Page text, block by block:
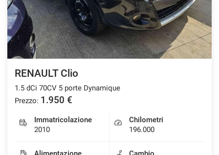
RENAULT Clio
1.5 dCi 70CV 5 porte Dynamique
Prezzo: 1.950 €
Immatricolazione
2010
Chilometri
196.000